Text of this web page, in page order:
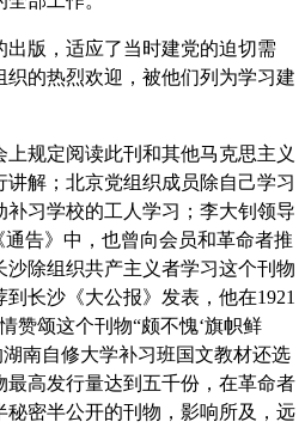
出版，适应了当时建党的迫切需
的热烈欢迎，被他们列为学习建
上规定阅读此刊和其他马克思主义
解；北京党组织成员除自己学习
习学校的工人学习；李大钊领导
通告》中，也曾向会员和革命者推
除组织共产主义者学习这个刊物
长沙《大公报》发表，他在1921
赞颂这个刊物“颇不愧‘旗帜鲜
南自修大学补习班国文教材还选
高发行量达到五千份，在革命者
密半公开的刊物，影响所及，远